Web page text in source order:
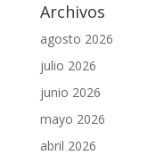
Archivos
agosto 2026
julio 2026
junio 2026
mayo 2026
abril 2026